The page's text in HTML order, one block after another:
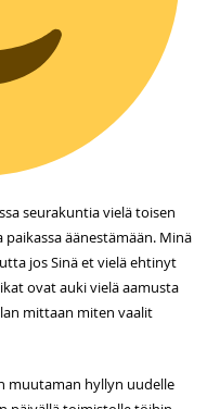
seurakuntia vielä toisen
paikassa äänestämään. Minä
jos Sinä et vielä ehtinyt
ovat auki vielä aamusta
mittaan miten vaalit
muutaman hyllyn uudelle